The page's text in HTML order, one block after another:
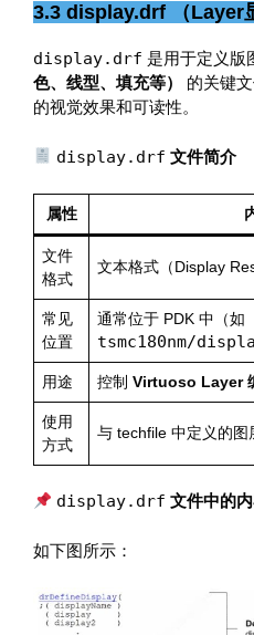
3.3 display.drf （Layer
display.drf 是用于定义版
色、线型、填充等）
的关键
的视觉效果和可读性。
display.drf 文件简介
属性
文件
格式
文本格式（Display
常见
位置
通常位于 PDK 中（如
tsmc180nm/
用途 控制 Virtuoso Layer
使用
方式
与 techfile 中定义的
display.drf 文件中的
如下图所示：